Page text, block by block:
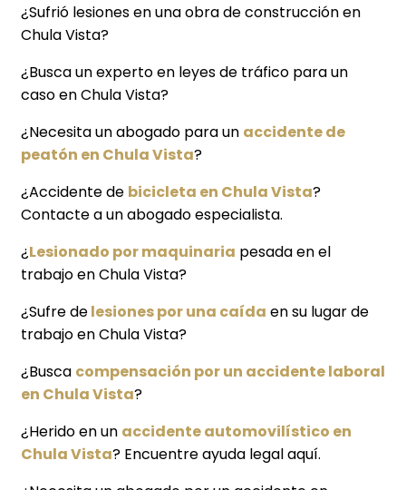
¿Sufrió lesiones en una obra de construcción en
Chula Vista?
¿Busca un experto en leyes de tráfico para un
caso en Chula Vista?
¿Necesita un abogado para un accidente de
peatón en Chula Vista?
¿Accidente de bicicleta en Chula Vista?
Contacte a un abogado especialista.
¿Lesionado por maquinaria pesada en el
trabajo en Chula Vista?
¿Sufre delesiones por una caída en su lugar de
trabajo en Chula Vista?
¿Busca compensación por un accidente laboral
en Chula Vista?
¿Herido en un accidente automovilístico en
Chula Vista? Encuentre ayuda legal aquí.